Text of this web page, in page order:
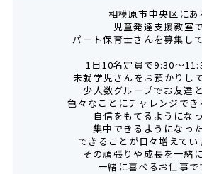
相模原市中央区にあ
児童発達支援教室で
パート保育士さんを募集し
1日10名定員で9:30～
未就学児さんをお預かりして
少人数グループでお友達
色々なことにチャレンジでき
自信をもてるようにな
集中できるようになっ
できることが日々増えて
その頑張りや成長を一緒
一緒に喜べるお仕事